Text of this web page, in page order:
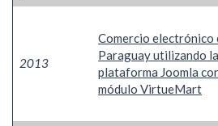
2013
Comercio electrónico
Paraguay utilizando la
plataforma Joomla
módulo VirtueMart